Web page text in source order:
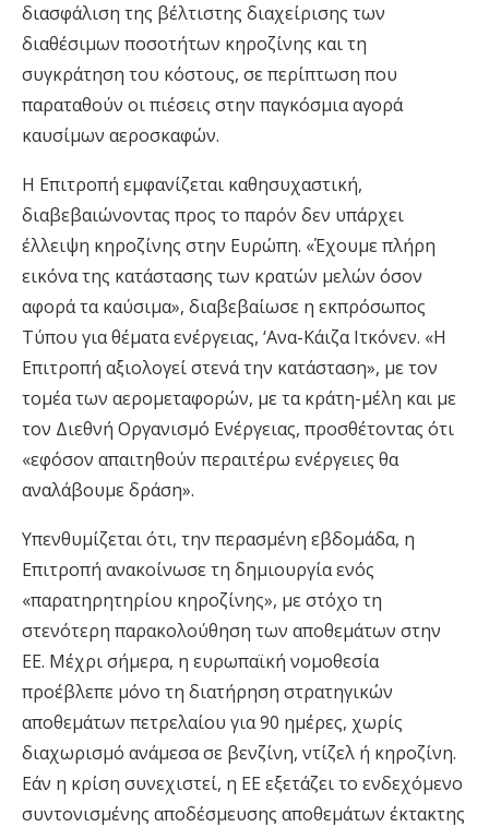
διασφάλιση της βέλτιστης διαχείρισης των
διαθέσιμων ποσοτήτων κηροζίνης και τη
συγκράτηση του κόστους, σε περίπτωση που
παραταθούν οι πιέσεις στην παγκόσμια αγορά
καυσίμων αεροσκαφών.
H Επιτροπή εμφανίζεται καθησυχαστική,
διαβεβαιώνοντας προς το παρόν δεν υπάρχει
έλλειψη κηροζίνης στην Ευρώπη. «Έχουμε πλήρη
εικόνα της κατάστασης των κρατών μελών όσον
αφορά τα καύσιμα», διαβεβαίωσε η εκπρόσωπος
Τύπου για θέματα ενέργειας, ‘Ανα-Κάιζα Ιτκόνεν. «Η
Επιτροπή αξιολογεί στενά την κατάσταση», με τον
τομέα των αερομεταφορών, με τα κράτη-μέλη και με
τον Διεθνή Οργανισμό Ενέργειας, προσθέτοντας ότι
«εφόσον απαιτηθούν περαιτέρω ενέργειες θα
αναλάβουμε δράση».
Υπενθυμίζεται ότι, την περασμένη εβδομάδα, η
Επιτροπή ανακοίνωσε τη δημιουργία ενός
«παρατηρητηρίου κηροζίνης», με στόχο τη
στενότερη παρακολούθηση των αποθεμάτων στην
ΕΕ. Μέχρι σήμερα, η ευρωπαϊκή νομοθεσία
προέβλεπε μόνο τη διατήρηση στρατηγικών
αποθεμάτων πετρελαίου για 90 ημέρες, χωρίς
διαχωρισμό ανάμεσα σε βενζίνη, ντίζελ ή κηροζίνη.
Εάν η κρίση συνεχιστεί, η ΕΕ εξετάζει το ενδεχόμενο
συντονισμένης αποδέσμευσης αποθεμάτων έκτακτης